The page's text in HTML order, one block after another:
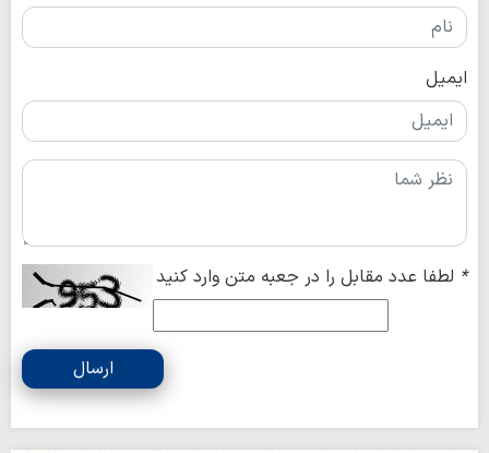
ایمیل
* لطفا عدد مقابل را در جعبه متن وارد کنید
ارسال